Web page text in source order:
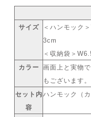
サイズ
＜ハンモック
3cm
＜収納袋＞
カラー
画面上と実物
もございます
セット内
容
ハンモック（